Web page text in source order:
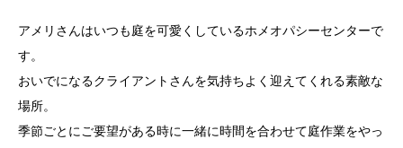
アメリさんはいつも庭を可愛くしているホメオパシーセンターで
す。
おいでになるクライアントさんを気持ちよく迎えてくれる素敵な
場所。
季節ごとにご要望がある時に一緒に時間を合わせて庭作業をやっ